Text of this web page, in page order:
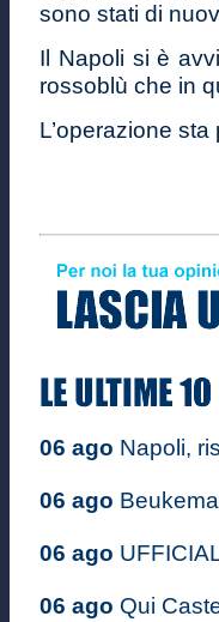
sono stati di
Il Napoli si è
rossoblù che in
L’operazione
06 ago Napoli,
06 ago
06 ago
06 ago Qui